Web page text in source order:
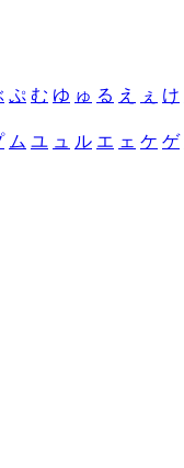
ぷ む ゆ ゅ る え ぇ け
ム ユ ュ ル エ ェ ケ ゲ